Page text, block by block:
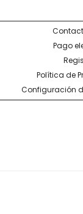
Pago
Política de
Configuración